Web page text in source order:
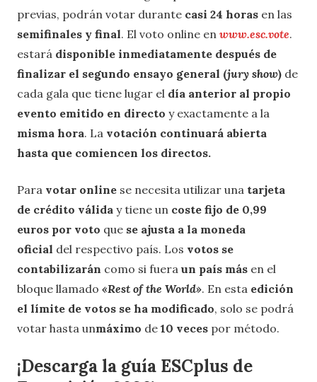
previas, podrán votar durante casi 24 horas en las
semifinales y final. El voto online en www.esc.vote.
estará disponible inmediatamente después de
finalizar el segundo ensayo general (jury show) de
cada gala que tiene lugar el día anterior al propio
evento emitido en directo y exactamente a la
misma hora. La votación continuará abierta
hasta que comiencen los directos.
Para votar online se necesita utilizar una tarjeta
de crédito válida y tiene un coste fijo de 0,99
euros por voto que se ajusta a la moneda
oficial del respectivo país. Los votos se
contabilizarán como si fuera un país más en el
bloque llamado «Rest of the World». En esta edición
el límite de votos se ha modificado, solo se podrá
votar hasta unmáximo de 10 veces por método.
¡Descarga la guía ESCplus de